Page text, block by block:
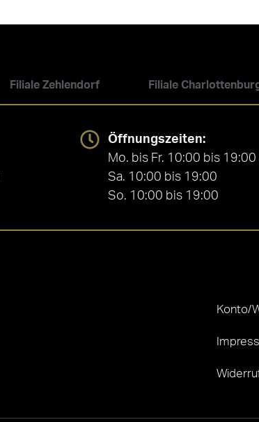
Filiale Zehlendorf Filiale
Öffnungszeiten:
Mo. bis Fr. 10:00 bis 19:00
Sa. 10:00 bis 19:00
So. 10:00 bis 19:00
Konto/